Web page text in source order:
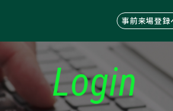
事前来場登録
Login